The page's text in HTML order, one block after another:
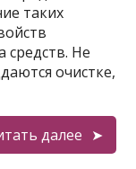
таких
средств. Не
очистке,
далее